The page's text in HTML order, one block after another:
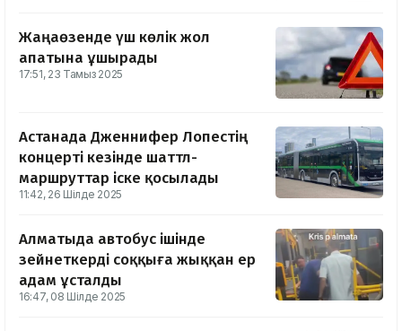
Жаңаөзенде үш көлік жол
апатына ұшырады
17:51, 23 Тамыз 2025
Астанада Дженнифер Лопестің
концерті кезінде шаттл-
маршруттар іске қосылады
11:42, 26 Шілде 2025
Алматыда автобус ішінде
зейнеткерді соққыға жыққан ер
адам ұсталды
16:47, 08 Шілде 2025